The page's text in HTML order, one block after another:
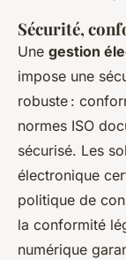
Sécurité,
Une gestion
impose une
robuste :
normes ISO
sécurisé. Les
électronique
politique de
la conformité
numérique